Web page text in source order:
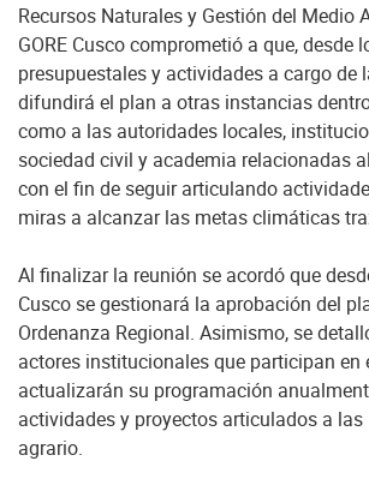
Recursos Naturales y Gestión del Medio
GORE Cusco comprometió a que, desde
presupuestales y actividades a cargo de
difundirá el plan a otras instancias
como a las autoridades locales,
sociedad civil y academia relacionadas
con el fin de seguir articulando
miras a alcanzar las metas climáticas
Al finalizar la reunión se acordó que
Cusco se gestionará la aprobación del
Ordenanza Regional. Asimismo, se
actores institucionales que participan en
actualizarán su programación
actividades y proyectos articulados a las
agrario.